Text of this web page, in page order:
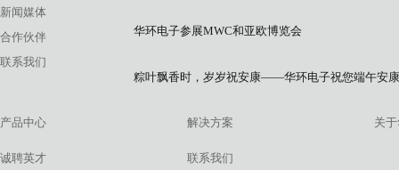
新闻媒体
合作伙伴
联系我们
华环电子参展MWC和亚欧博览会
粽叶飘香时，岁岁祝安康——华环电子祝您端午安康
产品中心 解决方案 关
诚聘英才 联系我们